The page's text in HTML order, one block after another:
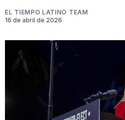
EL TIEMPO LATINO TEAM
16 de abril de 2026